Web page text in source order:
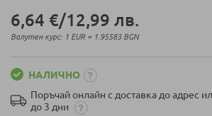
6,64 €/12,99 лв.
Валутен курс: 1 EUR = 1.95583 BGN
НАЛИЧНО
Поръчай онлайн с доставка до адрес
до 3 дни